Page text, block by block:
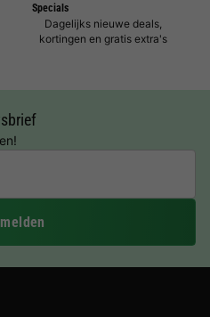
Specials
Dagelijks nieuwe deals,
kortingen en gratis extra's